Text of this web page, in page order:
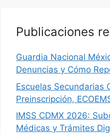
Publicaciones
Guardia Nacional
Denuncias y Cómo
Escuelas Secundarias
Preinscripción,
IMSS CDMX 2026:
Médicas y Trámites